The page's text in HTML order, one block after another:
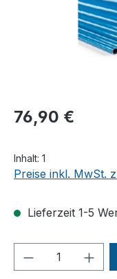
76,90 €
Inhalt: 1
Preise inkl. MwSt.
Lieferzeit 1-5
Produkt